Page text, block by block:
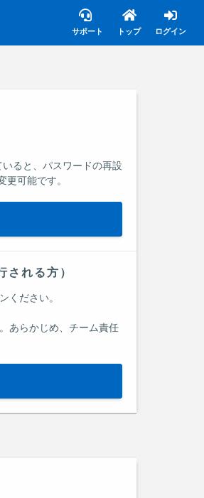
サポート トップ ログイン
ると、パスワードの再設
可能です。
れる方）
ください。
あらかじめ、チーム責任